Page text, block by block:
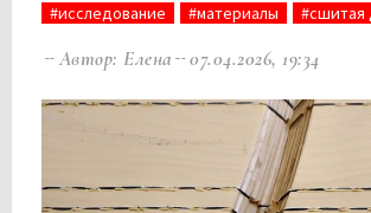
#исследование #материалы #сшитая
Автор: Елена 07.04.2026, 19:34